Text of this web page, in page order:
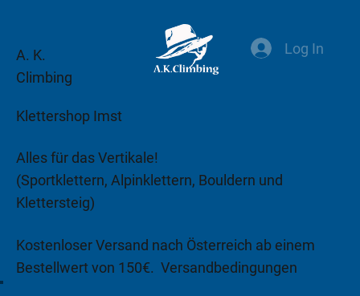
A. K.
Climbing
Klettershop Imst
Alles für das Vertikale!
(Sportklettern, Alpinklettern, Bouldern und
Klettersteig)
Kostenloser Versand nach Österreich ab einem
Bestellwert von 150€. Versandbedingungen
Log In